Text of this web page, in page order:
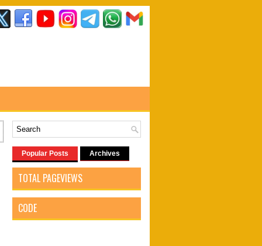
Popular Posts Archives
TOTAL PAGEVIEWS
CODE